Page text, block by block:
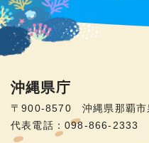
沖縄県庁
〒900-8570 沖縄県那覇市
代表電話：098-866-2333